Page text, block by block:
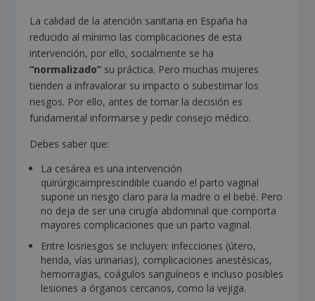
La calidad de la atención sanitaria en España ha
reducido al mínimo las complicaciones de esta
intervención, por ello, socialmente se ha
“normalizado” su práctica. Pero muchas mujeres
tienden a infravalorar su impacto o subestimar los
riesgos. Por ello, antes de tomar la decisión es
fundamental informarse y pedir consejo médico.
Debes saber que:
La cesárea es una intervención
quirúrgicaimprescindible cuando el parto vaginal
supone un riesgo claro para la madre o el bebé. Pero
no deja de ser una cirugía abdominal que comporta
mayores complicaciones que un parto vaginal.
Entre losriesgos se incluyen: infecciones (útero,
herida, vías urinarias), complicaciones anestésicas,
hemorragias, coágulos sanguíneos e incluso posibles
lesiones a órganos cercanos, como la vejiga.